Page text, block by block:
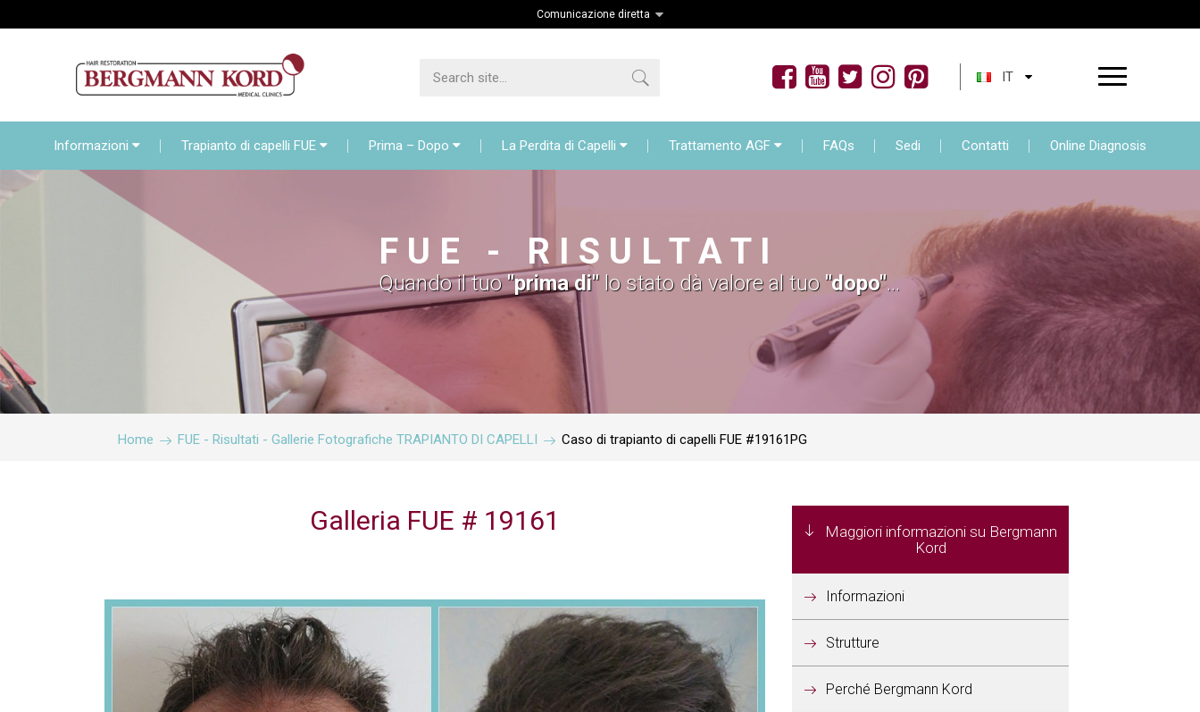
Comunicazione diretta
IT
Informazioni Trapianto di capelli FUE Prima – Dopo La Perdita di Capelli Trattamento AGF FAQs Sedi Contatti Online Diagnosis
Informazioni
Contatti
Online Diagnosis
F U E - R I S U L T A T I
Quando il tuo"prima di" lo stato dà valore al tuo "dopo"...
Home FUE - Risultati - Gallerie Fotografiche TRAPIANTO DI CAPELLI Caso di trapianto di capelli FUE #19161PG
Galleria FUE # 19161
Maggiori informazioni su Bergmann
Kord
Informazioni
Strutture
Perché Bergmann Kord